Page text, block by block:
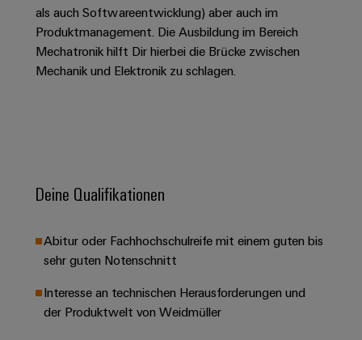
Sicherer
Betrieb
mit
vernetzten
Ressourceneffizienz
Schaltschrankbau
für
die
Herausforderungen
Industrial
IoT
Industrial
easyConnect
EZA-
Regler
Gerätehersteller
Industrial
Ethernet
Visualisierungstools
und
Smart
Weidmüller
Digitale
Bestellmöglichkeiten
EDI-
ALLE
Partner
finden
Solution
Partner
Messen
&
Globale
&
Events
Stellenbörse
in unseren
als auch Softwareentwicklung) aber auch im
Produktmanagement. Die Ausbildung im Bereich
Mechatronik hilft Dir hierbei die Brücke zwischen
Mechanik und Elektronik zu schlagen.
Deine Qualifikationen
Abitur oder Fachhochschulreife mit einem guten bis
sehr guten Notenschnitt
Interesse an technischen Herausforderungen und
der Produktwelt von Weidmüller